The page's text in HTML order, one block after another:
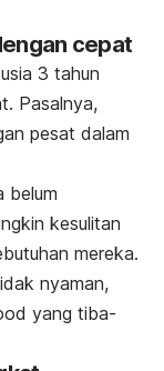
cepat
3 tahun
Pasalnya,
pesat dalam
belum
kesulitan
mereka.
nyaman,
yang tiba-